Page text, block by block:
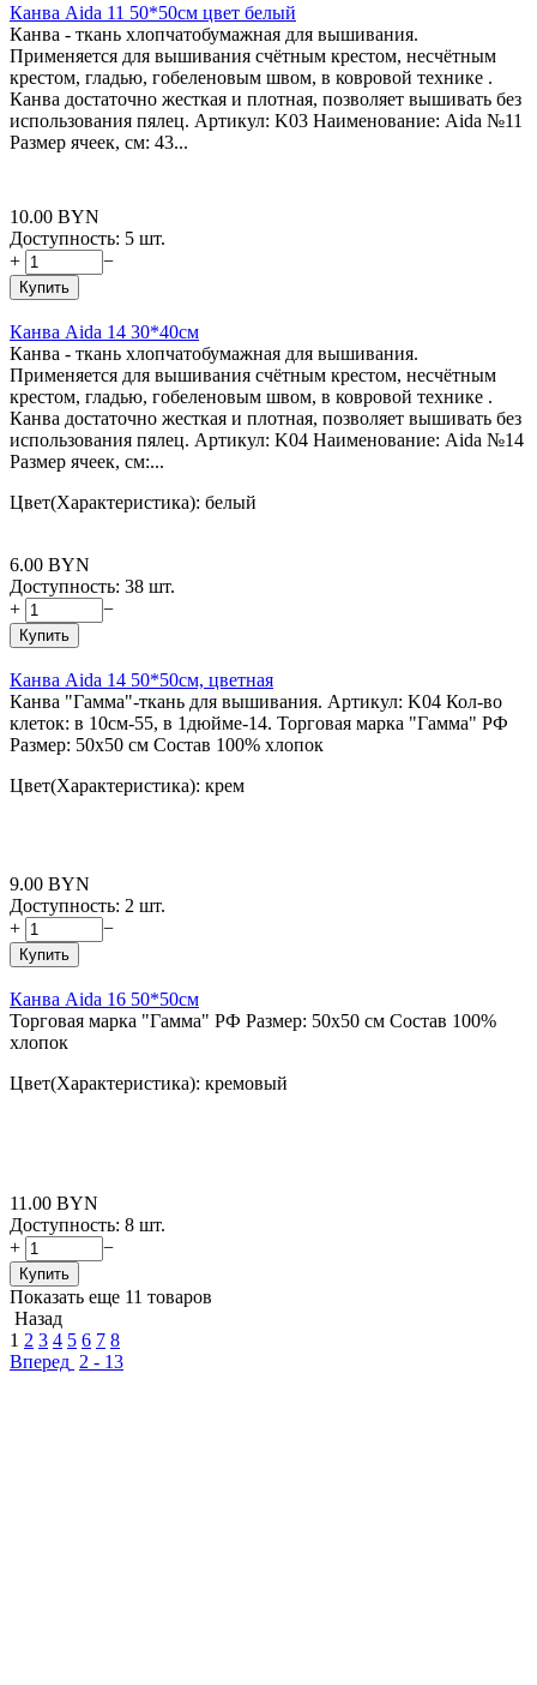
Канва Aida 11 50*50см цвет белый
Канва - ткань хлопчатобумажная для вышивания.
Применяется для вышивания счётным крестом, несчётным
крестом, гладью, гобеленовым швом, в ковровой технике .
Канва достаточно жесткая и плотная, позволяет вышивать без
использования пялец. Артикул: K03 Наименование: Aida №11
Размер ячеек, см: 43...
10.00 BYN
Доступность: 5 шт.
+
−
Купить
Канва Aida 14 30*40см
Канва - ткань хлопчатобумажная для вышивания.
Применяется для вышивания счётным крестом, несчётным
крестом, гладью, гобеленовым швом, в ковровой технике .
Канва достаточно жесткая и плотная, позволяет вышивать без
использования пялец. Артикул: K04 Наименование: Aida №14
Размер ячеек, см:...
Цвет(Характеристика): белый
6.00 BYN
Доступность: 38 шт.
+
−
Купить
Канва Aida 14 50*50см, цветная
Канва "Гамма"-ткань для вышивания. Артикул: K04 Кол-во
клеток: в 10см-55, в 1дюйме-14. Торговая марка "Гамма" РФ
Размер: 50x50 см Состав 100% хлопок
Цвет(Характеристика): крем
9.00 BYN
Доступность: 2 шт.
+
−
Купить
Канва Aida 16 50*50см
Торговая марка "Гамма" РФ Размер: 50x50 см Состав 100%
хлопок
Цвет(Характеристика): кремовый
11.00 BYN
Доступность: 8 шт.
+
−
Купить
Показать еще 11 товаров
Назад
1 2 3 4 5 6 7 8
Вперед 2 - 13